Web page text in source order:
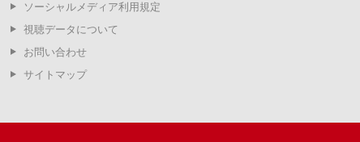
ソーシャルメディア利用規定
視聴データについて
お問い合わせ
サイトマップ